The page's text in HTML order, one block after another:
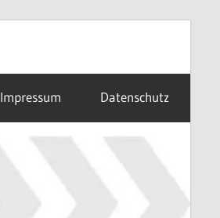
Impressum Datenschutz